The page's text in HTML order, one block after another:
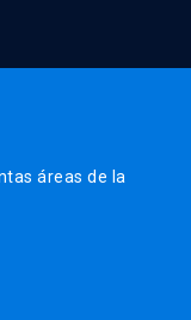
áreas de la